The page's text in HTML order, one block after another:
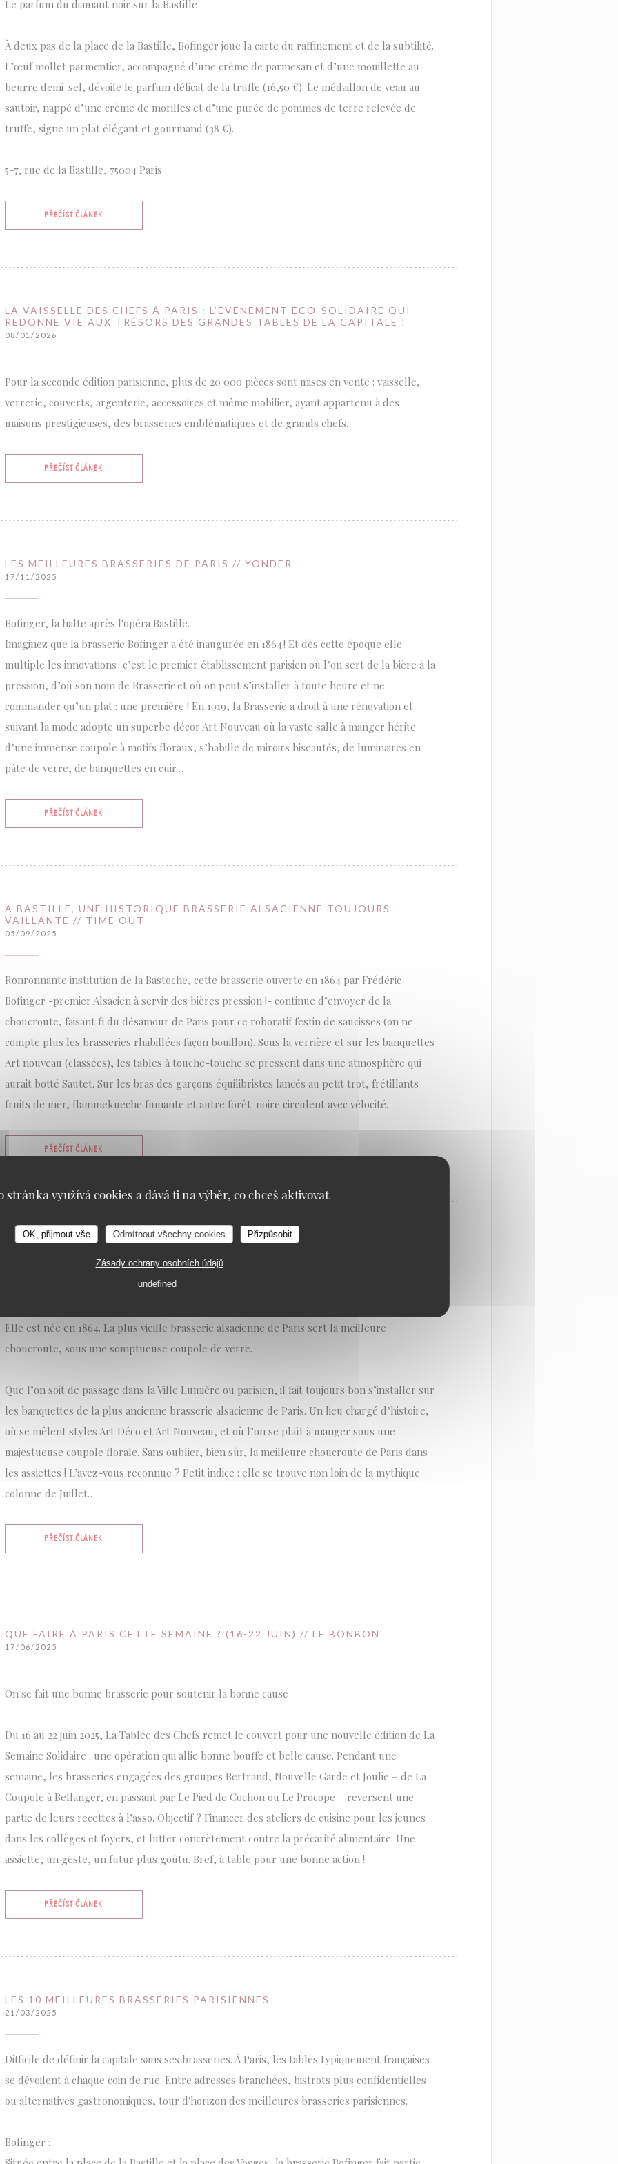
stránka využívá cookies a dává ti na výběr, co chceš aktivovat
OK, přijmout vše Odmítnout všechny cookies Přizpůsobit
Zásady ochrany osobních údajů
undefined
Le parfum du diamant noir sur la Bastille
À deux pas de la place de la Bastille, Bofinger joue la carte du raffinement et de la subtilité.
L’œuf mollet parmentier, accompagné d’une crème de parmesan et d’une mouillette au
beurre demi-sel, dévoile le parfum délicat de la truffe (16,50 €). Le médaillon de veau au
sautoir, nappé d’une crème de morilles et d’une purée de pommes de terre relevée de
truffe, signe un plat élégant et gourmand (38 €).
5-7, rue de la Bastille, 75004 Paris
PŘEČÍST ČLÁNEK
LA VAISSELLE DES CHEFS À PARIS : L’ÉVÉNEMENT ÉCO-SOLIDAIRE QUI
REDONNE VIE AUX TRÉSORS DES GRANDES TABLES DE LA CAPITALE !
08/01/2026
Pour la seconde édition parisienne, plus de 20 000 pièces sont mises en vente : vaisselle,
verrerie, couverts, argenterie, accessoires et même mobilier, ayant appartenu à des
maisons prestigieuses, des brasseries emblématiques et de grands chefs.
PŘEČÍST ČLÁNEK
LES MEILLEURES BRASSERIES DE PARIS // YONDER
17/11/2025
Bofinger, la halte après l'opéra Bastille.
Imaginez que la brasserie Bofinger a été inaugurée en 1864 ! Et dès cette époque elle
multiple les innovations : c’est le premier établissement parisien où l’on sert de la bière à la
pression, d’où son nom de Brasserie et où on peut s’installer à toute heure et ne
commander qu’un plat : une première ! En 1919, la Brasserie a droit à une rénovation et
suivant la mode adopte un superbe décor Art Nouveau où la vaste salle à manger hérite
d’une immense coupole à motifs floraux, s’habille de miroirs biseautés, de luminaires en
pâte de verre, de banquettes en cuir…
PŘEČÍST ČLÁNEK
A BASTILLE, UNE HISTORIQUE BRASSERIE ALSACIENNE TOUJOURS
VAILLANTE // TIME OUT
05/09/2025
Ronronnante institution de la Bastoche, cette brasserie ouverte en 1864 par Frédéric
Bofinger -premier Alsacien à servir des bières pression !- continue d’envoyer de la
choucroute, faisant fi du désamour de Paris pour ce roboratif festin de saucisses (on ne
compte plus les brasseries rhabillées façon bouillon). Sous la verrière et sur les banquettes
Art nouveau (classées), les tables à touche-touche se pressent dans une atmosphère qui
aurait botté Sautet. Sur les bras des garçons équilibristes lancés au petit trot, frétillants
fruits de mer, flammekueche fumante et autre forêt-noire circulent avec vélocité.
PŘEČÍST ČLÁNEK
FONDÉE EN 1864, CETTE BRASSERIE ALSACIENNE AU DÉCOR ART
NOUVEAU SERT LA MEILLEURE CHOUCROUTE DE PARIS – SOUS UNE
COUPOLE DE VERRE SPECTACULAIRE // PARIS SECRET
Elle est née en 1864. La plus vieille brasserie alsacienne de Paris sert la meilleure
choucroute, sous une somptueuse coupole de verre.
Que l’on soit de passage dans la Ville Lumière ou parisien, il fait toujours bon s’installer sur
les banquettes de la plus ancienne brasserie alsacienne de Paris. Un lieu chargé d’histoire,
où se mêlent styles Art Déco et Art Nouveau, et où l’on se plaît à manger sous une
majestueuse coupole florale. Sans oublier, bien sûr, la meilleure choucroute de Paris dans
les assiettes ! L’avez-vous reconnue ? Petit indice : elle se trouve non loin de la mythique
colonne de Juillet…
PŘEČÍST ČLÁNEK
QUE FAIRE À PARIS CETTE SEMAINE ? (16-22 JUIN) // LE BONBON
17/06/2025
On se fait une bonne brasserie pour soutenir la bonne cause
Du 16 au 22 juin 2025, La Tablée des Chefs remet le couvert pour une nouvelle édition de La
Semaine Solidaire : une opération qui allie bonne bouffe et belle cause. Pendant une
semaine, les brasseries engagées des groupes Bertrand, Nouvelle Garde et Joulie – de La
Coupole à Bellanger, en passant par Le Pied de Cochon ou Le Procope – reversent une
partie de leurs recettes à l’asso. Objectif ? Financer des ateliers de cuisine pour les jeunes
dans les collèges et foyers, et lutter concrètement contre la précarité alimentaire. Une
assiette, un geste, un futur plus goûtu. Bref, à table pour une bonne action !
PŘEČÍST ČLÁNEK
LES 10 MEILLEURES BRASSERIES PARISIENNES
21/03/2025
Difficile de définir la capitale sans ses brasseries. À Paris, les tables typiquement françaises
se dévoilent à chaque coin de rue. Entre adresses branchées, bistrots plus confidentielles
ou alternatives gastronomiques, tour d'horizon des meilleures brasseries parisiennes.
Bofinger :